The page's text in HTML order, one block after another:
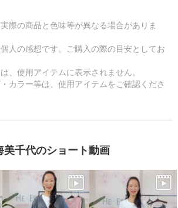
際の商品と色味等が異なる場合がありま
人の感想です。ご購入の際の目安としてお
、使用アイテムに表示されません。
カラー等は、使用アイテムをご確認くださ
美千代のショート動画